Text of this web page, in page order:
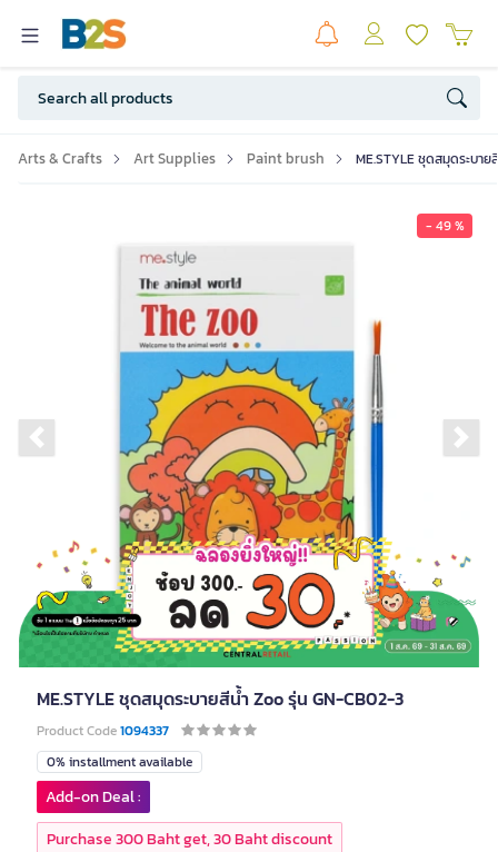
Arts & Crafts Art Supplies Paint brush ME.STYLE ชุดสมุดระบา
- 49 %
Previous slide
ME.STYLE ชุดสมุดระบายสีน้ำ Zoo รุ่น GN-CB02-3
Product Code1094337
0% installment available
Add-on Deal :
Purchase 300 Baht get, 30 Baht discount